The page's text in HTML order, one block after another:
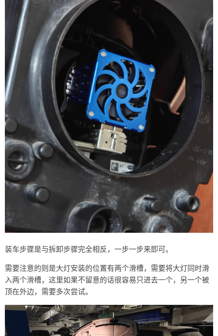
装车步骤是与拆卸步骤完全相反，一步一步来即可。
需要注意的则是大灯安装的位置有两个滑槽，需要将大灯同时滑
入两个滑槽，这里如果不留意的话很容易只进去一个，另一个被
顶在外边，需要多次尝试。